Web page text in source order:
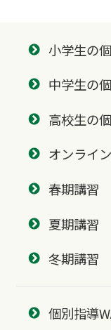
小学生の
中学生の
高校生の
オンライ
春期講習
夏期講習
冬期講習
個別指導